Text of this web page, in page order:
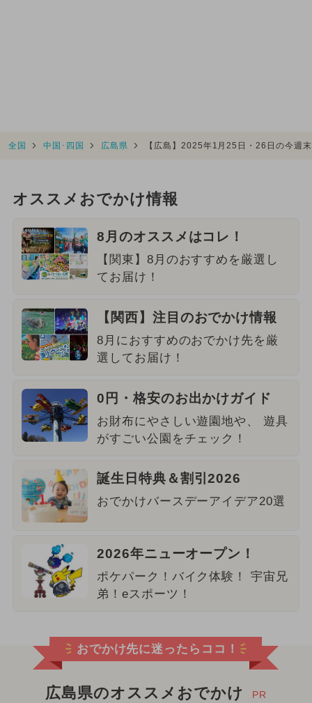
全国 中国･四国 広島県 【広島】2025年1月25日・26日の今週
オススメおでかけ情報
8月のオススメはコレ！
【関東】8月のおすすめを厳選し
てお届け！
【関西】注目のおでかけ情報
8月におすすめのおでかけ先を厳
選してお届け！
0円・格安のお出かけガイド
お財布にやさしい遊園地や、 遊具
がすごい公園をチェック！
誕生日特典＆割引2026
おでかけバースデーアイデア20選
2026年ニューオープン！
ポケパーク！バイク体験！ 宇宙兄
弟！eスポーツ！
おでかけ先に迷ったらココ！
広島県のオススメおでかけ PR